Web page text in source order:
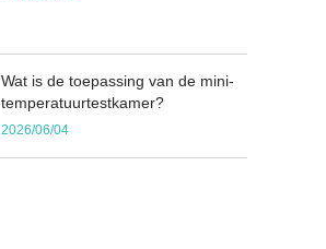
Wat is de toepassing van de mini-
temperatuurtestkamer?
2026/06/04